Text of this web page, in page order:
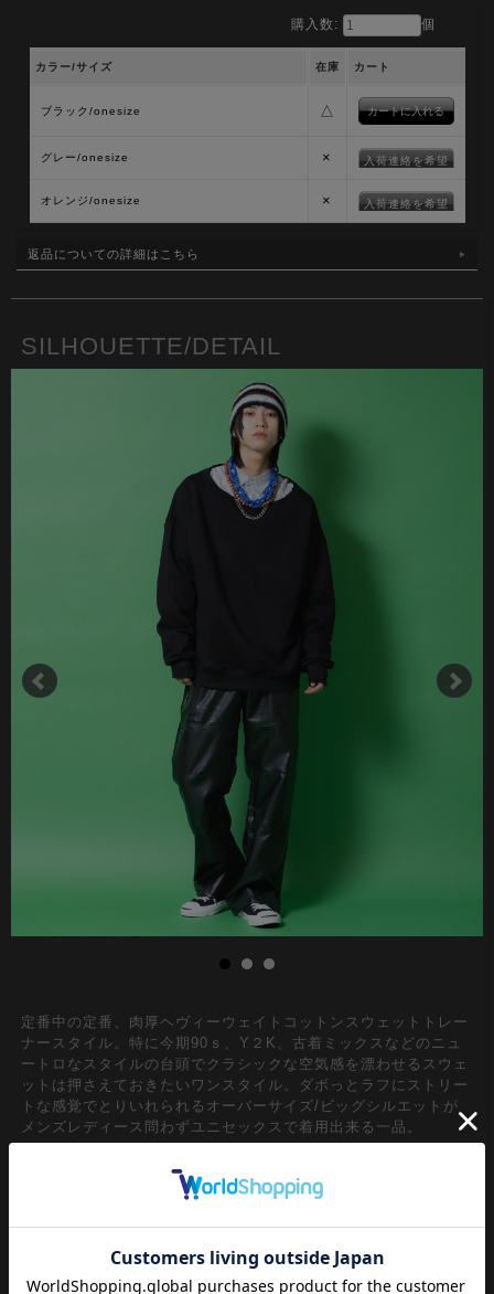
購入数: 個
カラー/サイズ 在庫 カート
ブラック/onesize △
グレー/onesize × 入荷連絡を希望
オレンジ/onesize × 入荷連絡を希望
返品についての詳細はこちら
SILHOUETTE/DETAIL
定番中の定番、肉厚ヘヴィーウェイトコットンスウェットトレー
ナースタイル。特に今期90ｓ、Y２K、古着ミックスなどのニュ
ートロなスタイルの台頭でクラシックな空気感を漂わせるスウェ
ットは押さえておきたいワンスタイル。ダボっとラフにストリー
トな感覚でとりいれられるオーバーサイズ/ビッグシルエットが
メンズレディース問わずユニセックスで着用出来る一品。
90ｓ直系のゆったりと開いたオフショルダースタイルのリブネッ
クスタイル×ネック、袖口、裾のリブ中心に与えたクラッシュや
りげなくミックスしたアンニュイなストリートスタイルがグッド
ムード。ダメージ加工の古着ライクなニュアンスを活かし無駄を
削いだギミックもエレガントで、レディースとしてはあえて斜め